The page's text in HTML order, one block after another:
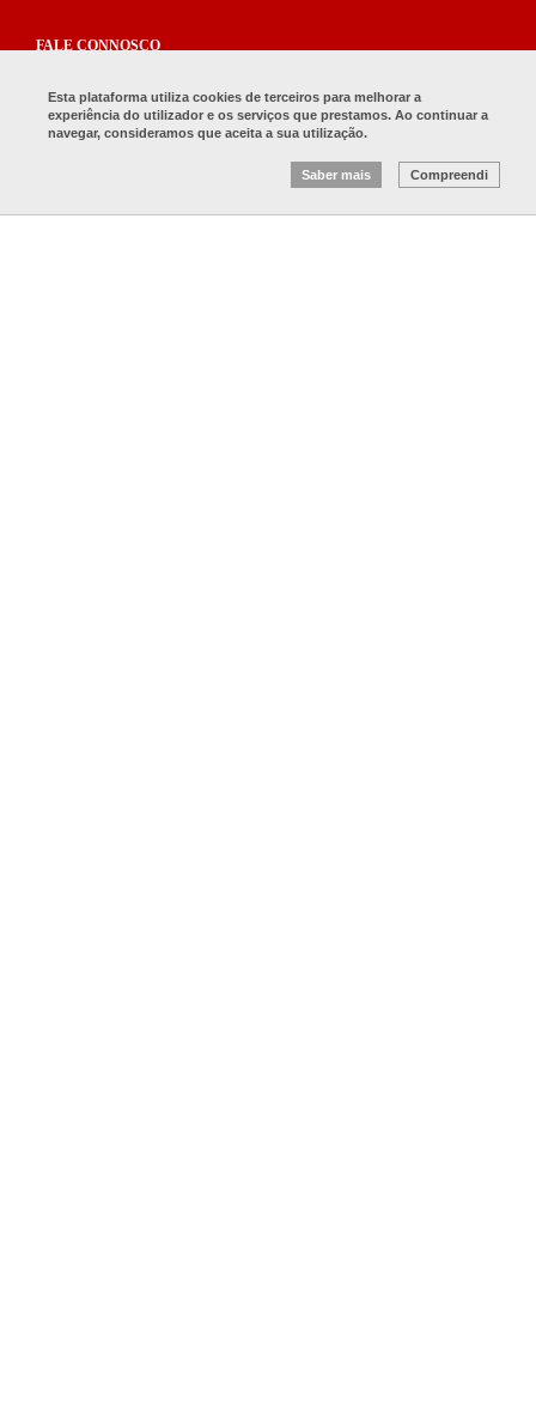
Esta plataforma utiliza cookies de terceiros para melhorar a
experiência do utilizador e os serviços que prestamos. Ao continuar a
navegar, consideramos que aceita a sua utilização.
Saber mais Compreendi
FALE CONNOSCO
revista_omolde@cefamol.pt